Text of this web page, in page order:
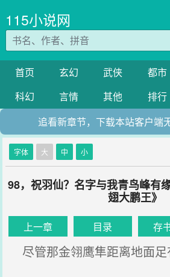
115小说网
首页 玄幻 武侠 都市
科幻
言情 其他 排行
追看新章节，下载本站客户端
字体 大 中 小
98，祝羽仙？名字与我青鸟峰有
翅大鹏王》
上一章 目录 存
尽管那金翎鹰隼距离地面足